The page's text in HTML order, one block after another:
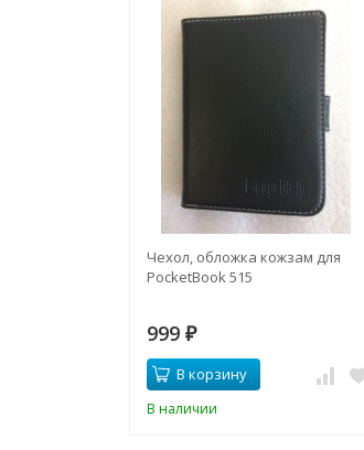
Чехол, обложка кожзам для
PocketBook 515
999 ₽
В корзину
В наличии